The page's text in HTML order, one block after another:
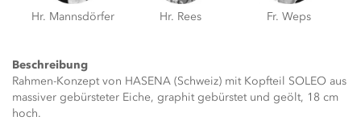
Hr. Mannsdörfer Hr. Rees Fr. Weps
Beschreibung
Rahmen-Konzept von HASENA (Schweiz) mit Kopfteil SOLEO aus
massiver gebürsteter Eiche, graphit gebürstet und geölt, 18 cm
hoch.